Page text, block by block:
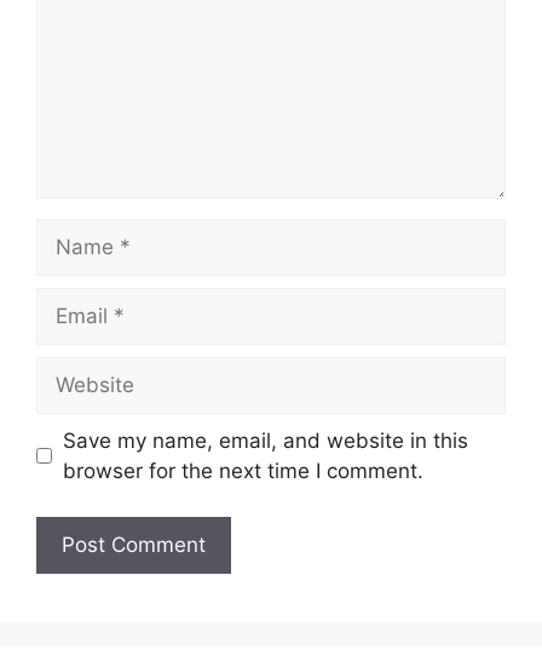
Save my name, email, and website in this
browser for the next time I comment.